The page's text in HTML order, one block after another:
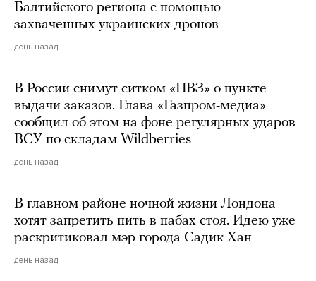
Балтийского региона с помощью
захваченных украинских дронов
день назад
В России снимут ситком «ПВЗ» о пункте
выдачи заказов. Глава «Газпром-медиа»
сообщил об этом на фоне регулярных ударов
ВСУ по складам Wildberries
день назад
В главном районе ночной жизни Лондона
хотят запретить пить в пабах стоя. Идею уже
раскритиковал мэр города Садик Хан
день назад